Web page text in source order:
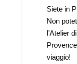
Siete in
Non
l’Atelier
viaggio!